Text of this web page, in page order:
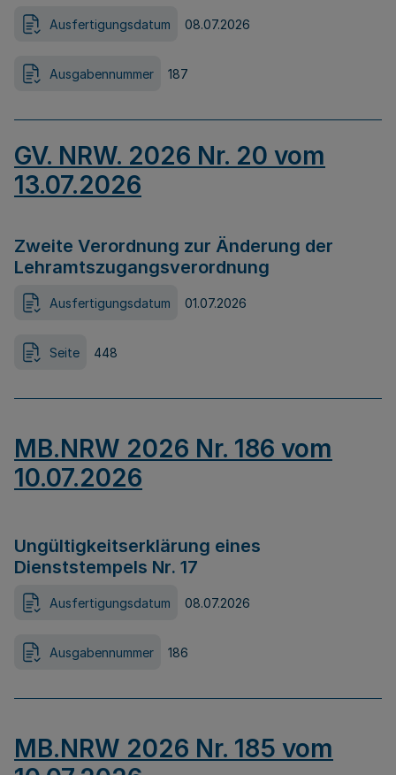
Ausfertigungsdatum 08.07.2026
Ausgabennummer 187
GV. NRW. 2026 Nr. 20 vom
13.07.2026
Zweite Verordnung zur Änderung der
Lehramtszugangsverordnung
Ausfertigungsdatum 01.07.2026
Seite 448
MB.NRW 2026 Nr. 186 vom
10.07.2026
Ungültigkeitserklärung eines
Dienststempels Nr. 17
Ausfertigungsdatum 08.07.2026
Ausgabennummer 186
MB.NRW 2026 Nr. 185 vom